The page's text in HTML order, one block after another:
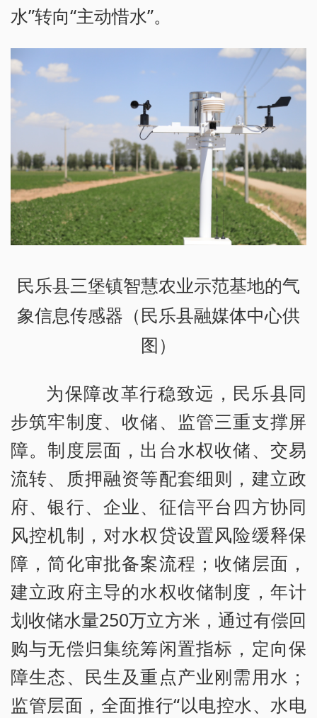
水”转向“主动惜水”。
民乐县三堡镇智慧农业示范基地的气
象信息传感器（民乐县融媒体中心供
图）
为保障改革行稳致远，民乐县同
步筑牢制度、收储、监管三重支撑屏
障。制度层面，出台水权收储、交易
流转、质押融资等配套细则，建立政
府、银行、企业、征信平台四方协同
风控机制，对水权贷设置风险缓释保
障，简化审批备案流程；收储层面，
建立政府主导的水权收储制度，年计
划收储水量250万立方米，通过有偿回
购与无偿归集统筹闲置指标，定向保
障生态、民生及重点产业刚需用水；
监管层面，全面推行“以电控水、水电